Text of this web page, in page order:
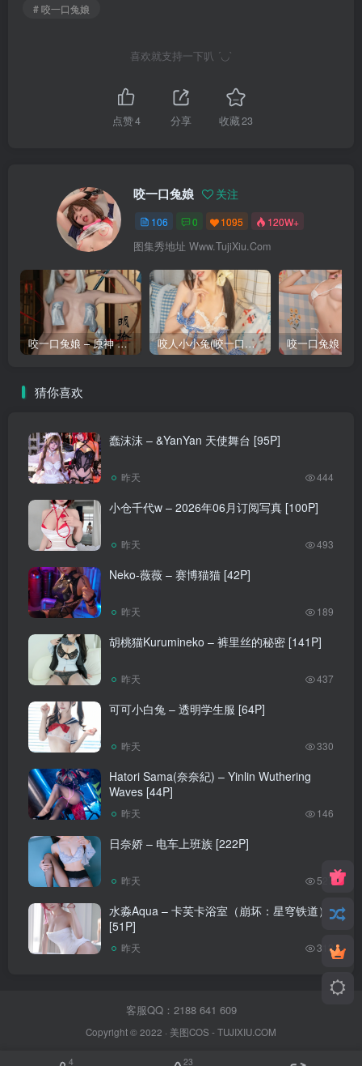
# 咬一口兔娘
喜欢就支持一下叭 ´◡`
点赞4 分享 收藏23
咬一口兔娘 关注
106 0 1095 120W+
图集秀地址 Www.TujiXiu.Com
咬一口兔娘 – 原神 申鹤 [73P] 咬人小小兔(咬一口兔娘) – 3月月票特典『蓝天之恋』&小鹿乱撞 [42P]
猜你喜欢
蠢沫沫 – &YanYan 天使舞台 [95P]
昨天 444
小仓千代w – 2026年06月订阅写真 [100P]
昨天 493
Neko-薇薇 – 赛博猫猫 [42P]
昨天 189
胡桃猫Kurumineko – 裤里丝的秘密 [141P]
昨天 437
可可小白兔 – 透明学生服 [64P]
昨天 330
Hatori Sama(奈奈紀) – Yinlin Wuthering
Waves [44P]
昨天 146
日奈娇 – 电车上班族 [222P]
昨天 527
水淼Aqua – 卡芙卡浴室（崩坏：星穹铁道）
[51P]
昨天 312
客服QQ：2188 641 609
Copyright © 2022 · 美图COS - TUJIXIU.COM
4 23